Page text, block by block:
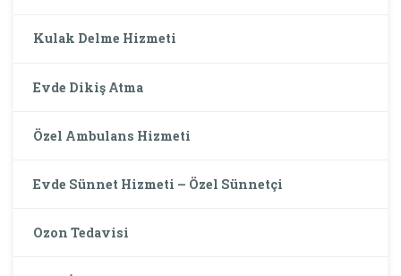
Kulak Delme Hizmeti
Evde Dikiş Atma
Özel Ambulans Hizmeti
Evde Sünnet Hizmeti – Özel Sünnetçi
Ozon Tedavisi